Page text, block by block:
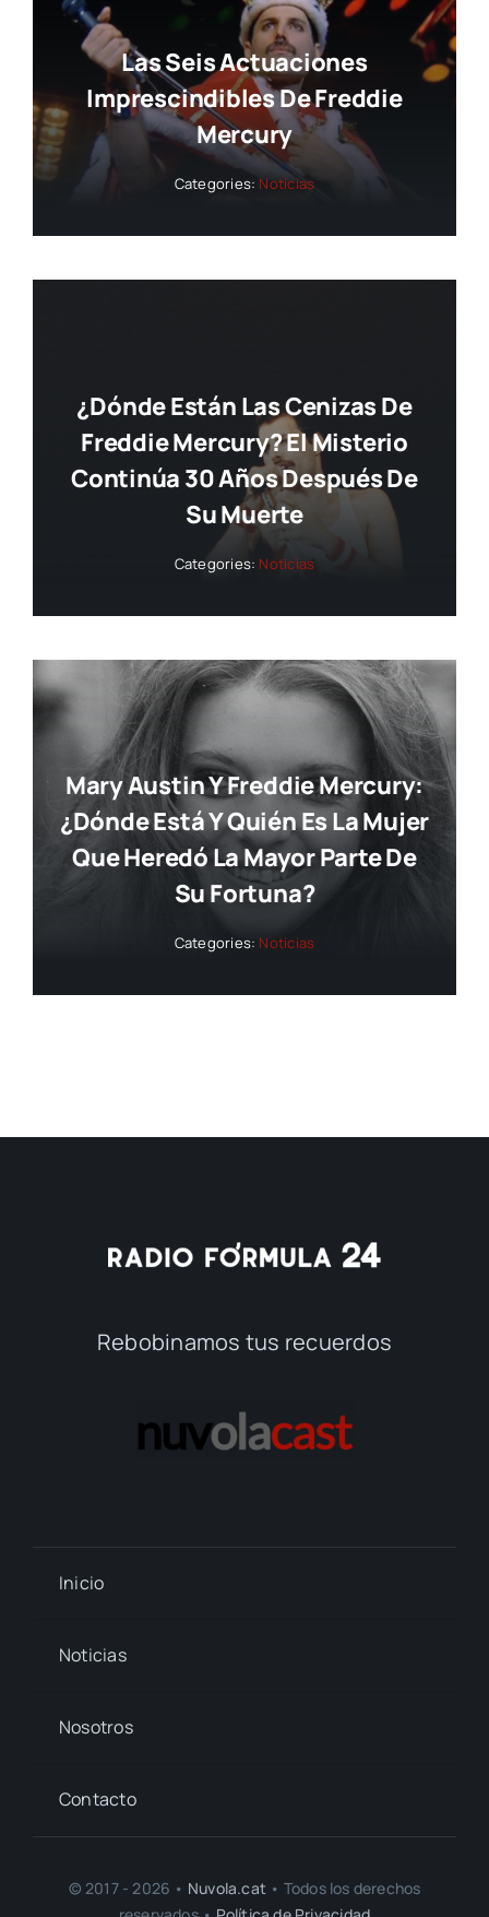
Las Seis Actuaciones
Imprescindibles De Freddie
Mercury
Categories: Noticias
¿Dónde Están Las Cenizas De
Freddie Mercury? El Misterio
Continúa 30 Años Después De
Su Muerte
Categories: Noticias
Mary Austin Y Freddie Mercury:
¿dónde Está Y Quién Es La Mujer
Que Heredó La Mayor Parte De
Su Fortuna?
Categories: Noticias
Rebobinamos tus recuerdos
Inicio
Noticias
Nosotros
Contacto
© 2017 - 2026 • Nuvola.cat • Todos los derechos